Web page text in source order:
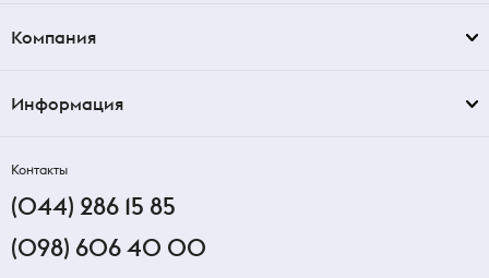
Компания
Информация
Контакты
(044) 286 15 85
(098) 606 40 00